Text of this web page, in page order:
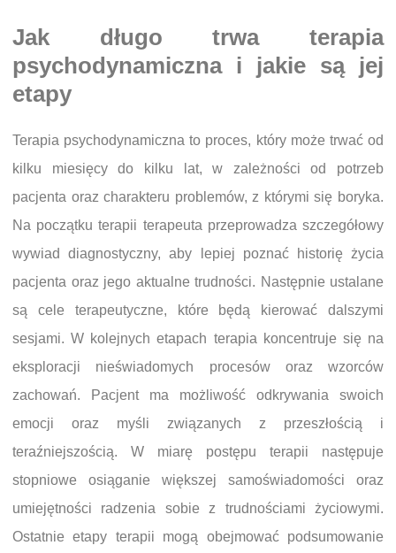
Jak długo trwa terapia
psychodynamiczna i jakie są jej
etapy
Terapia psychodynamiczna to proces, który może trwać od
kilku miesięcy do kilku lat, w zależności od potrzeb
pacjenta oraz charakteru problemów, z którymi się boryka.
Na początku terapii terapeuta przeprowadza szczegółowy
wywiad diagnostyczny, aby lepiej poznać historię życia
pacjenta oraz jego aktualne trudności. Następnie ustalane
są cele terapeutyczne, które będą kierować dalszymi
sesjami. W kolejnych etapach terapia koncentruje się na
eksploracji nieświadomych procesów oraz wzorców
zachowań. Pacjent ma możliwość odkrywania swoich
emocji oraz myśli związanych z przeszłością i
teraźniejszością. W miarę postępu terapii następuje
stopniowe osiąganie większej samoświadomości oraz
umiejętności radzenia sobie z trudnościami życiowymi.
Ostatnie etapy terapii mogą obejmować podsumowanie